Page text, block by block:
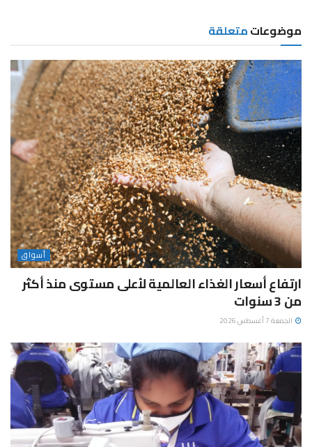
موضوعاتمتعلقة
أسواق
ارتفاع أسعار الغذاء العالمية لأعلى مستوى منذ أكثر
من 3 سنوات
الجمعة 7 أغسطس 2026